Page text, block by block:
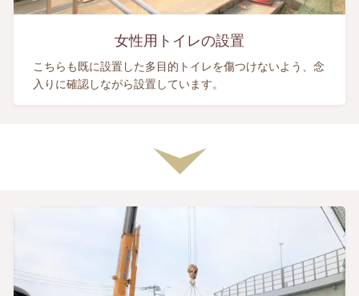
女性用トイレの設置
こちらも既に設置した多目的トイレを傷つけないよう、念
入りに確認しながら設置しています。